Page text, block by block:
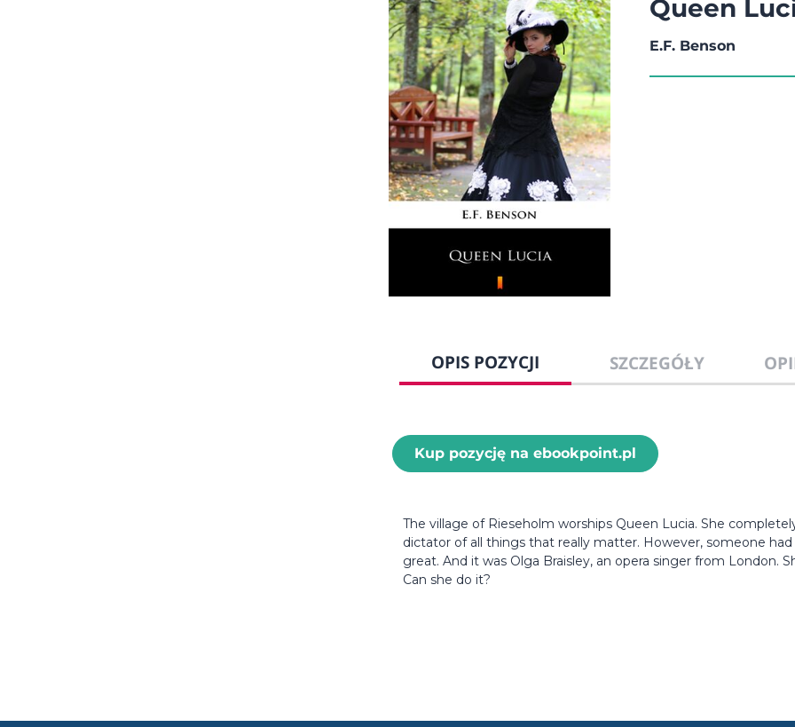
Queen
E.F. Benson
OPIS POZYCJI SZCZEGÓŁY
Kup pozycję na ebookpoint.pl
The village of Rieseholm worships Queen Lucia. She
dictator of all things that really matter. However, someone
great. And it was Olga Braisley, an opera singer from London.
Can she do it?